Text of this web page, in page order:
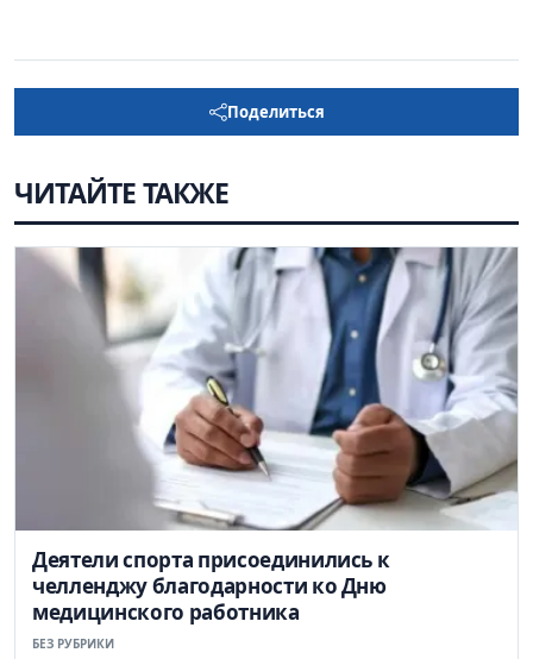
Поделиться
ЧИТАЙТЕ ТАКЖЕ
Деятели спорта присоединились к
челленджу благодарности ко Дню
медицинского работника
БЕЗ РУБРИКИ